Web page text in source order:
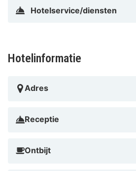
Hotelservice/diensten
Hotelinformatie
Adres
Receptie
Ontbijt